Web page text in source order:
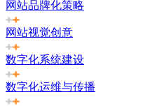
网站品牌化策略
网站视觉创意
数字化系统建设
数字化运维与传播